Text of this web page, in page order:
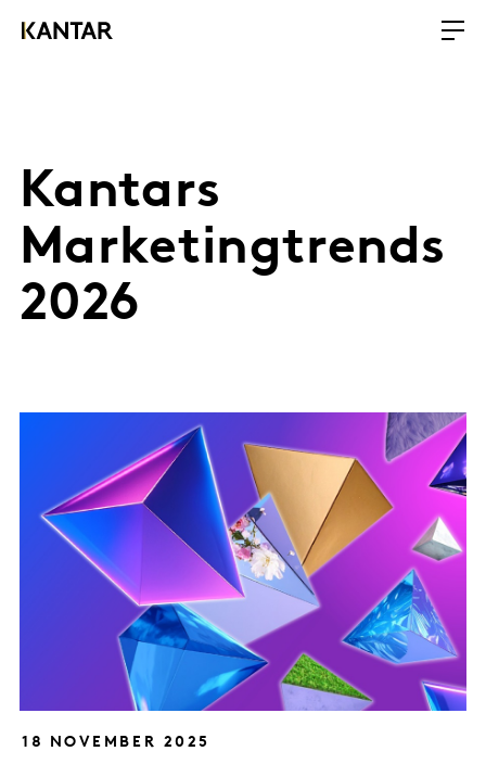
Kantars
Marketingtrends
2026
18 NOVEMBER 2025